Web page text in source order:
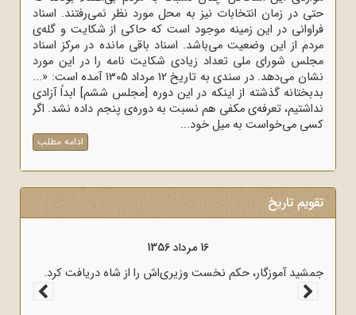
حتی در زمان انتخابات نیز به محل مورد نظر نمی‌رفتند. اسناد
فراوانی در این زمینه موجود است که حاکی از شکایت و گله‌ی
مردم از این وضعیت می‌باشد. اسناد باقی مانده در مرکز اسناد
مجلس شورای ملی تعداد زیادی شکایت نامه را در این مورد
نشان می‌دهد. در سندی به تاریخ 12 مرداد 1305 آمده است: «...
بدبختانه گذشته از اینکه در این دوره [مجلس ششم] ابداً آزادی
نداشتیم، تعرفه‌ی مکفی هم نسبت به دوره‌ی پنجم داده نشد. اگر
کسی می‌خواست به میل خود...
ادامه مطلب
تقویم تاریخ
16 مرداد 1356
جمشید آموزگار، حکم نخست وزیری‌اش را از شاه دریافت کرد. امام
ماه